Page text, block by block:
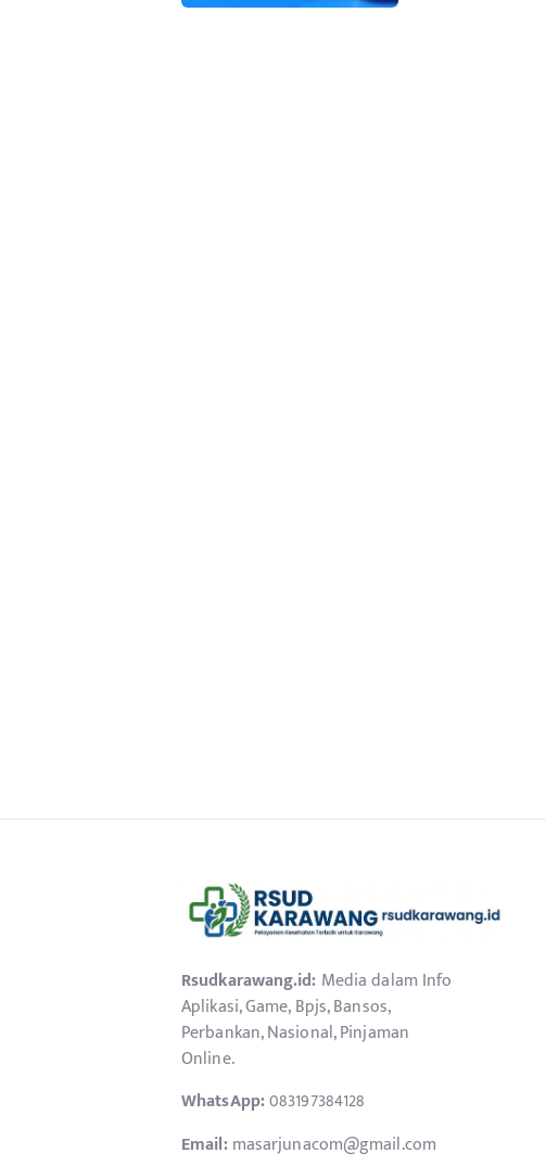
Rsudkarawang.id: Media dalam Info
Aplikasi, Game, Bpjs, Bansos,
Perbankan, Nasional, Pinjaman
Online.
WhatsApp:083197384128
Email: masarjunacom@gmail.com